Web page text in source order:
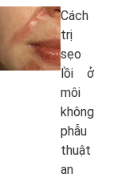
Cách
trị
sẹo
lồi ở
môi
không
phẫu
thuật
an